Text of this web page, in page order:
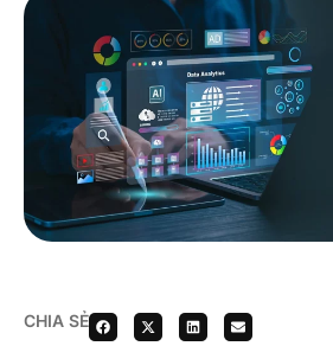
CHIA SẺ